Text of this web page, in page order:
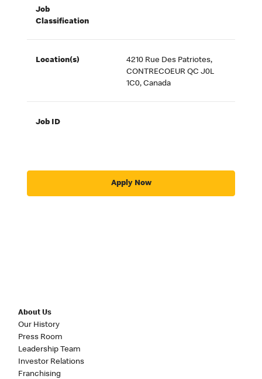
Job
Classification
Location(s)
4210 Rue Des Patriotes,
CONTRECOEUR QC J0L
1C0, Canada
Job ID
Apply Now
About Us
Our History
Press Room
Leadership Team
Investor Relations
Franchising